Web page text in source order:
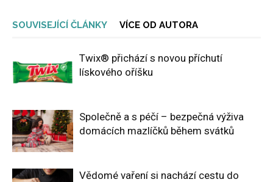
SOUVISEJÍCÍ ČLÁNKY VÍCE OD AUTORA
Twix® přichází s novou příchutí
lískového oříšku
Společně a s péčí – bezpečná výživa
domácích mazlíčků během svátků
Vědomé vaření si nachází cestu do